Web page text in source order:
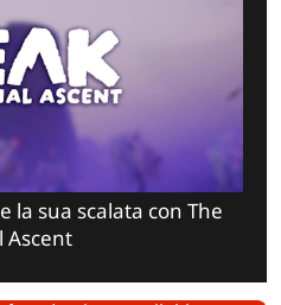
la sua scalata con The
Ascent